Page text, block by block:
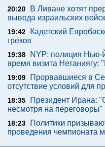
20:20
В Ливане хотят
вывода израильских войск
19:42
Кадетский
греков
19:38
NYP: полиция Нью-
время визита Нетаниягу:
19:09
Прорвавшиеся в
отсутствие условий для
18:35
Президент Ирана:
несмотря на переговоры"
18:23
Политики
проведения чемпионата